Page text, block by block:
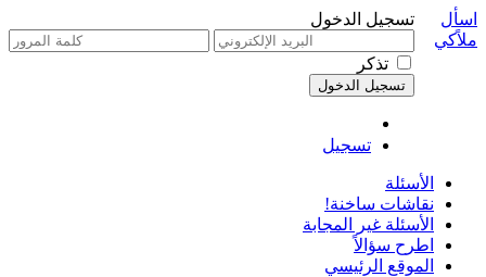
تسجيل الدخول
تذكر
تسجيل
اسأل
ملاًكي
الأسئلة
نقاشات ساخنة!
الأسئلة غير المجابة
اطرح سؤالاً
الموقع الرئيسي